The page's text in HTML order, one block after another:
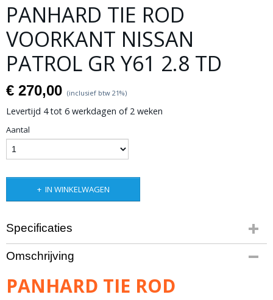
PANHARD TIE ROD
VOORKANT NISSAN
PATROL GR Y61 2.8 TD
€ 270,00 (inclusief btw 21%)
Levertijd 4 tot 6 werkdagen of 2 weken
Aantal
IN WINKELWAGEN
Specificaties
Bruto gewicht
3,00 Kg
Omschrijving
PANHARD TIE ROD